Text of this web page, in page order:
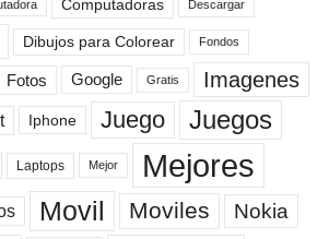
Computadoras Descargar
Dibujos para Colorear Fondos
Fotos Google Gratis Imagenes
Iphone Juego Juegos
Laptops Mejor Mejores
Movil Moviles Nokia